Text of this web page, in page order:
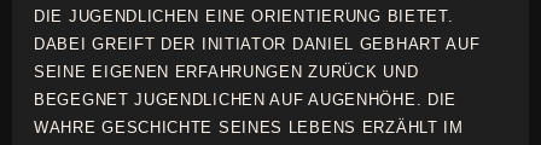
DIE JUGENDLICHEN EINE ORIENTIERUNG BIETET.
DABEI GREIFT DER INITIATOR DANIEL GEBHART AUF
SEINE EIGENEN ERFAHRUNGEN ZURÜCK UND
BEGEGNET JUGENDLICHEN AUF AUGENHÖHE. DIE
WAHRE GESCHICHTE SEINES LEBENS ERZÄHLT IM